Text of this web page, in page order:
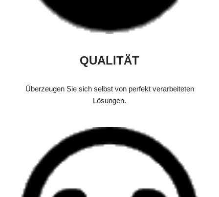
QUALITÄT
Überzeugen Sie sich selbst von perfekt verarbeiteten
Lösungen.